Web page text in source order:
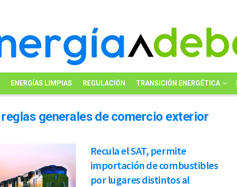
ENERGÍAS LIMPIAS REGULACIÓN TRANSICIÓN ENERGÉTICA
reglas generales de comercio exterior
Recula el SAT, permite
importación de combustibles
por lugares distintos al